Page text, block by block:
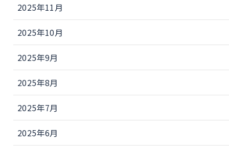
2025年11月
2025年10月
2025年9月
2025年8月
2025年7月
2025年6月